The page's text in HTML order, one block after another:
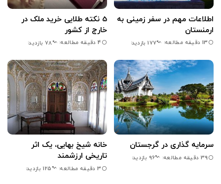
اطلاعات مهم در سفر زمینی به
ارمنستان
13 دقیقه مطالعه 177 بازدید
5 نکته طلایی خرید ملک در
خارج از کشور
4 دقیقه مطالعه 78 بازدید
سرمایه گذاری در گرجستان
39 دقیقه مطالعه 96 بازدید
خانه شیخ بهایی، یک اثر
تاریخی ارزشمند
3 دقیقه مطالعه 125 بازدید